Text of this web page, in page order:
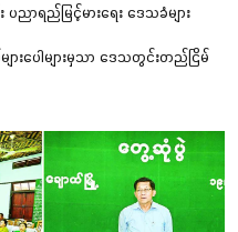
ညာရည်မြင့်မားရေး ဒေသခံများ
းပေါများမှသာ ဒေသတွင်းတည်ငြိမ်